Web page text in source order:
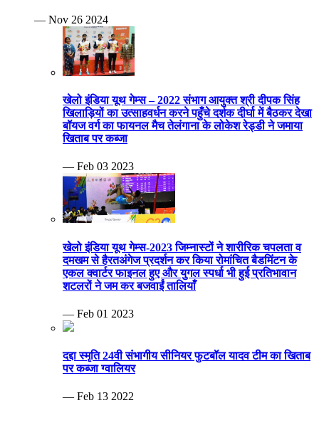
— Nov 26 2024
खेलो इंडिया यूथ गेम्स – 2022 संभाग आयुक्त श्री दीपक सिंह
खिलाड़ियों का उत्साहवर्धन करने पहुँचे दर्शक दीर्घा में बैठकर देखा
बॉयज वर्ग का फायनल मैच तेलंगाना के लोकेश रेड्डी ने जमाया
खिताब पर कब्जा
— Feb 03 2023
खेलो इंडिया यूथ गेम्स-2023 जिम्नास्टों ने शारीरिक चपलता व
दमखम से हैरतअंगेज प्रदर्शन कर किया रोमांचित बैडमिंटन के
एकल क्वार्टर फाइनल हुए और युगल स्पर्धा भी हुई प्रतिभावान
शटलरों ने जम कर बजवाईं तालियाँ
— Feb 01 2023
दद्दा स्मृति 24वी संभागीय सीनियर फुटबॉल यादव टीम का खिताब
पर कब्जा ग्वालियर
— Feb 13 2022